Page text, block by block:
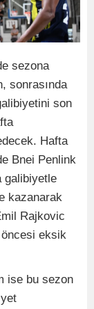
sezona
sonrasında
son
Hafta
Bnei Penlink
galibiyetle
kazanarak
Rajkovic
eksik
ise bu sezon